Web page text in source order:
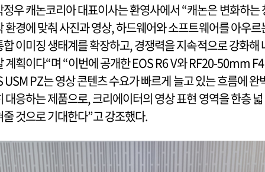
정우 캐논코리아 대표이사는 환영사에서 “캐논은 변화하는
환경에 맞춰 사진과 영상, 하드웨어와 소프트웨어를 아우르
합 이미징 생태계를 확장하고, 경쟁력을 지속적으로 강화해
계획이다“며 “이번에 공개한 EOS R6 V와 RF20-50mm
USM PZ는 영상 콘텐츠 수요가 빠르게 늘고 있는 흐름에 완
대응하는 제품으로, 크리에이터의 영상 표현 영역을 한층 넓
줄 것으로 기대한다”고 강조했다.